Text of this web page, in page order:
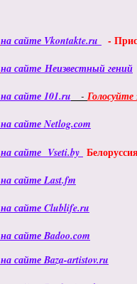
на сайте Vkontakte.ru -
на сайте Неизвестный гений
на сайте 101.ru - Голосуйте
на сайте Netlog.com
на сайте Vseti.by
на сайте Last.fm
на сайте Clublife.ru
на сайте Badoo.com
на сайте Baza-artistov.ru